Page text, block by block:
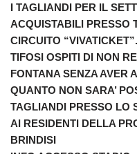
I TAGLIANDI PER IL
ACQUISTABILI PRESSO
CIRCUITO
TIFOSI OSPITI DI NON
FONTANA SENZA AVER
QUANTO NON SARA’
TAGLIANDI PRESSO LO
AI RESIDENTI DELLA
BRINDISI